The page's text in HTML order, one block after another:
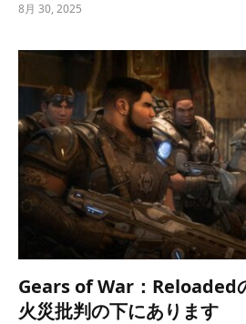
8月 30, 2025
Gears of War：Reloaded
火災批判の下にあります